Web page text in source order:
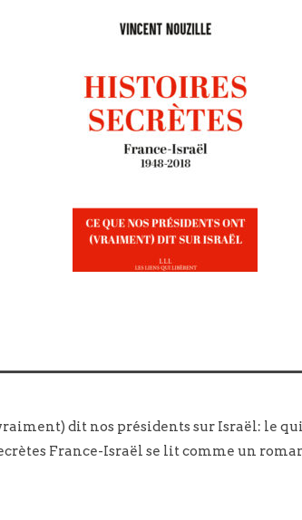
dit nos présidents sur Israël: le
France-Israël se lit comme un